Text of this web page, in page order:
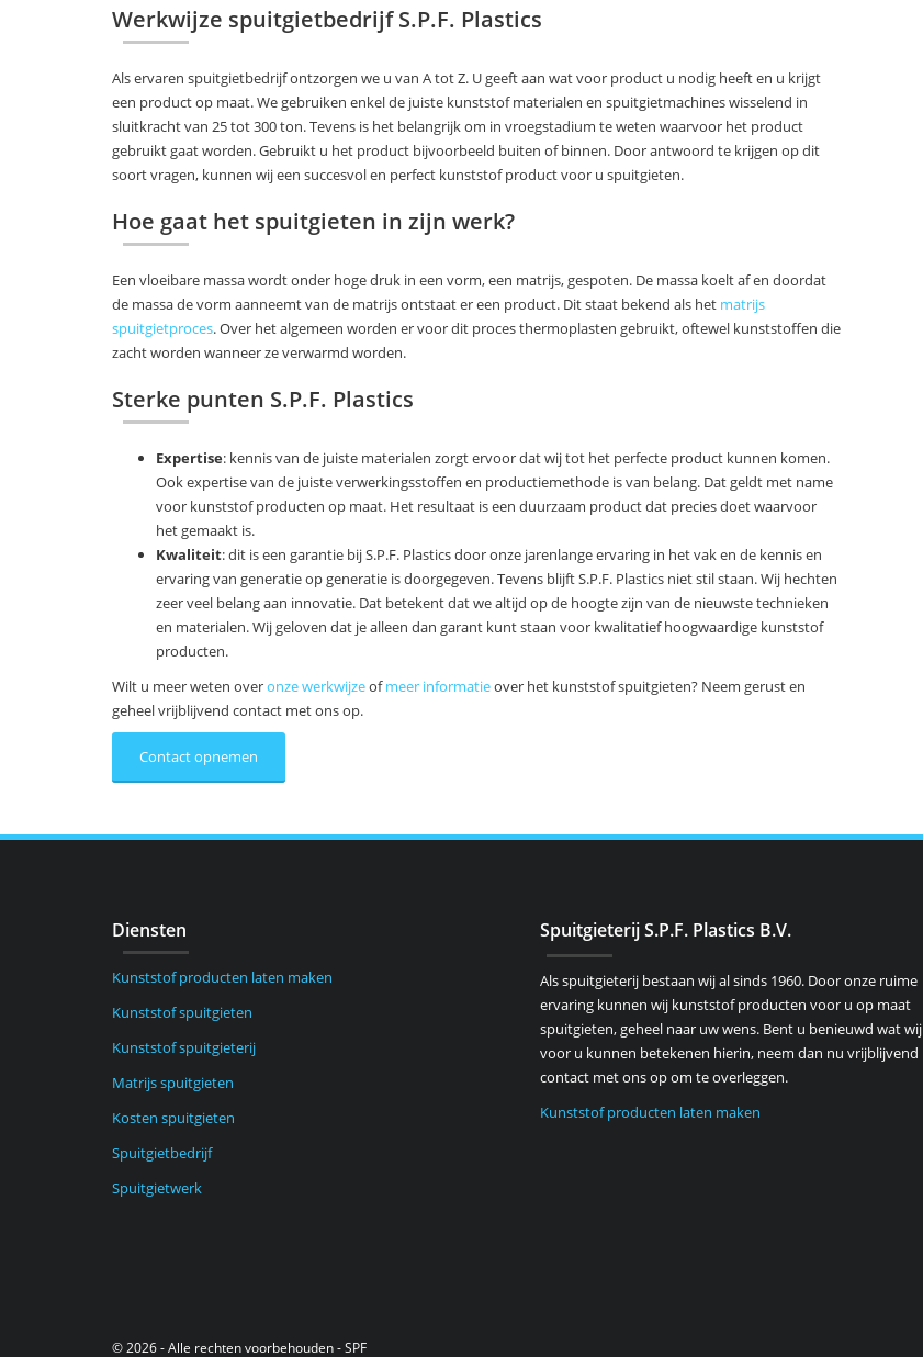
Werkwijze spuitgietbedrijf S.P.F. Plastics
Als ervaren spuitgietbedrijf ontzorgen we u van A tot Z. U geeft aan wat voor product u nodig heeft en u krijgt
een product op maat. We gebruiken enkel de juiste kunststof materialen en spuitgietmachines wisselend in
sluitkracht van 25 tot 300 ton. Tevens is het belangrijk om in vroegstadium te weten waarvoor het product
gebruikt gaat worden. Gebruikt u het product bijvoorbeeld buiten of binnen. Door antwoord te krijgen op dit
soort vragen, kunnen wij een succesvol en perfect kunststof product voor u spuitgieten.
Hoe gaat het spuitgieten in zijn werk?
Een vloeibare massa wordt onder hoge druk in een vorm, een matrijs, gespoten. De massa koelt af en doordat
de massa de vorm aanneemt van de matrijs ontstaat er een product. Dit staat bekend als het matrijs
spuitgietproces. Over het algemeen worden er voor dit proces thermoplasten gebruikt, oftewel kunststoffen die
zacht worden wanneer ze verwarmd worden.
Sterke punten S.P.F. Plastics
Expertise: kennis van de juiste materialen zorgt ervoor dat wij tot het perfecte product kunnen komen.
Ook expertise van de juiste verwerkingsstoffen en productiemethode is van belang. Dat geldt met name
voor kunststof producten op maat. Het resultaat is een duurzaam product dat precies doet waarvoor
het gemaakt is.
Kwaliteit: dit is een garantie bij S.P.F. Plastics door onze jarenlange ervaring in het vak en de kennis en
ervaring van generatie op generatie is doorgegeven. Tevens blijft S.P.F. Plastics niet stil staan. Wij hechten
zeer veel belang aan innovatie. Dat betekent dat we altijd op de hoogte zijn van de nieuwste technieken
en materialen. Wij geloven dat je alleen dan garant kunt staan voor kwalitatief hoogwaardige kunststof
producten.
Wilt u meer weten overonze werkwijzeofmeer informatieover het kunststof spuitgieten? Neem gerust en
geheel vrijblijvend contact met ons op.
Contact opnemen
Diensten
Kunststof producten laten maken
Kunststof spuitgieten
Kunststof spuitgieterij
Matrijs spuitgieten
Kosten spuitgieten
Spuitgietbedrijf
Spuitgietwerk
Spuitgieterij S.P.F. Plastics B.V.
Als spuitgieterij bestaan wij al sinds 1960. Door onze ruime
ervaring kunnen wij kunststof producten voor u op maat
spuitgieten, geheel naar uw wens. Bent u benieuwd wat wij
voor u kunnen betekenen hierin, neem dan nu vrijblijvend
contact met ons op om te overleggen.
Kunststof producten laten maken
© 2026 - Alle rechten voorbehouden - SPF